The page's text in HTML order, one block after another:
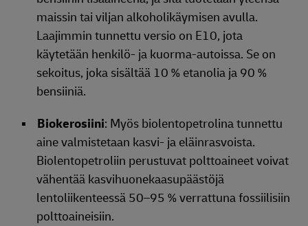
maissin tai viljan alkoholikäymisen avulla.
Laajimmin tunnettu versio on E10, jota
käytetään henkilö- ja kuorma-autoissa. Se on
sekoitus, joka sisältää 10 % etanolia ja 90 %
bensiiniä.
Biokerosiini: Myös biolentopetrolina tunnettu
aine valmistetaan kasvi- ja eläinrasvoista.
Biolentopetroliin perustuvat polttoaineet voivat
vähentää kasvihuonekaasupäästöjä
lentoliikenteessä 50–95 % verrattuna fossiilisiin
polttoaineisiin.